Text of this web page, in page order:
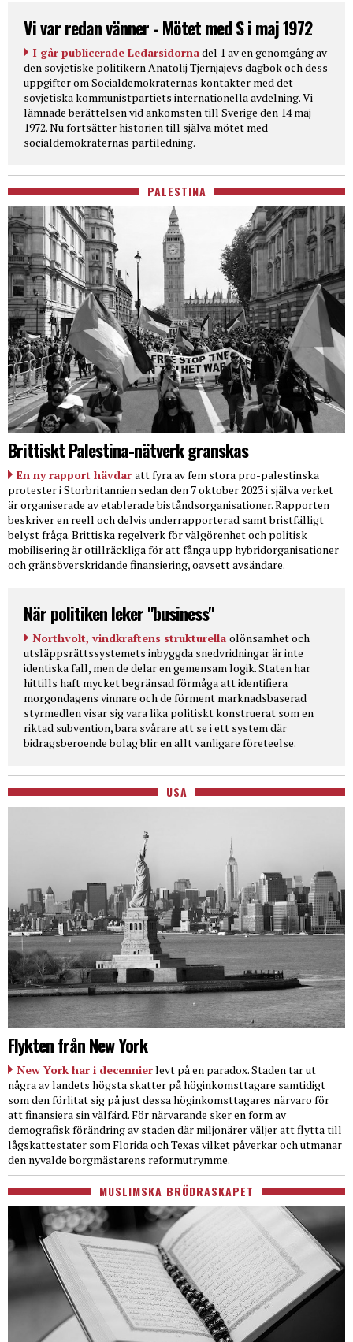
Vi var redan vänner - Mötet med S i maj 1972
I går publicerade Ledarsidornadel 1 av en genomgång av
den sovjetiske politikern Anatolij Tjernjajevs dagbok och dess
uppgifter om Socialdemokraternas kontakter med det
sovjetiska kommunistpartiets internationella avdelning. Vi
lämnade berättelsen vid ankomsten till Sverige den 14 maj
1972. Nu fortsätter historien till själva mötet med
socialdemokraternas partiledning.
PALESTINA
Brittiskt Palestina-nätverk granskas
En ny rapport hävdar att fyra av fem stora pro-palestinska
protester i Storbritannien sedan den 7 oktober 2023 i själva verket
är organiserade av etablerade biståndsorganisationer. Rapporten
beskriver en reell och delvis underrapporterad samt bristfälligt
belyst fråga. Brittiska regelverk för välgörenhet och politisk
mobilisering är otillräckliga för att fånga upp hybridorganisationer
och gränsöverskridande finansiering, oavsett avsändare.
När politiken leker "business"
Northvolt, vindkraftens strukturella olönsamhet och
utsläppsrättssystemets inbyggda snedvridningar är inte
identiska fall, men de delar en gemensam logik. Staten har
hittills haft mycket begränsad förmåga att identifiera
morgondagens vinnare och de förment marknadsbaserad
styrmedlen visar sig vara lika politiskt konstruerat som en
riktad subvention, bara svårare att se i ett system där
bidragsberoende bolag blir en allt vanligare företeelse.
USA
Flykten från New York
New York har i decennierlevt på en paradox. Staden tar ut
några av landets högsta skatter på höginkomsttagare samtidigt
som den förlitat sig på just dessa höginkomsttagares närvaro för
att finansiera sin välfärd. För närvarande sker en form av
demografisk förändring av staden där miljonärer väljer att flytta till
lågskattestater som Florida och Texas vilket påverkar och utmanar
den nyvalde borgmästarens reformutrymme.
MUSLIMSKA BRÖDRASKAPET